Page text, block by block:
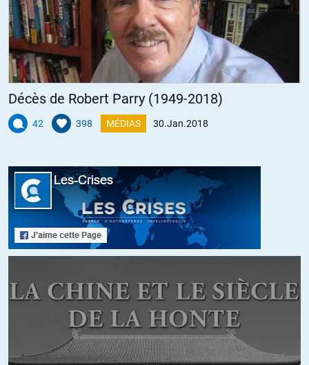
Décès de Robert Parry (1949-2018)
42 398 MÉDIAS 30.Jan.2018